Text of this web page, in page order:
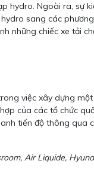
Ngoài ra, sự
sang các
những chiếc xe tải
việc xây dựng
của các tổ chức
tiến độ thông qua
Air Liquide,